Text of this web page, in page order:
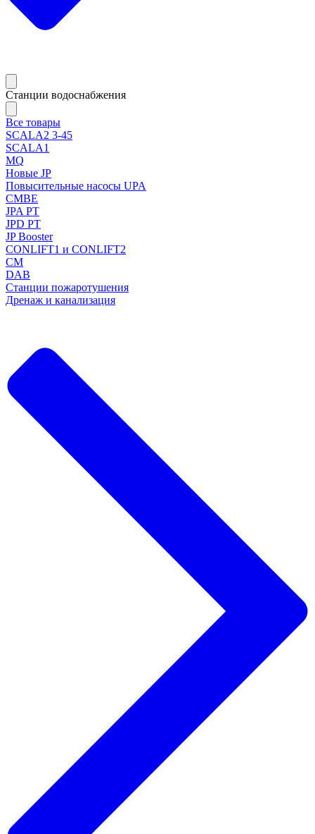
Станции водоснабжения
Все товары
SCALA2 3-45
SCALA1
MQ
Новые JP
Повысительные насосы UPA
CMBE
JPA PT
JPD PT
JP Booster
CONLIFT1 и CONLIFT2
CM
DAB
Станции пожаротушения
Дренаж и канализация